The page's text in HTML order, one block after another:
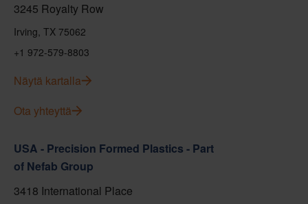
3245 Royalty Row
Irving, TX 75062
+1 972-579-8803
Näytä kartalla
Ota yhteyttä
USA - Precision Formed Plastics - Part
of Nefab Group
3418 International Place